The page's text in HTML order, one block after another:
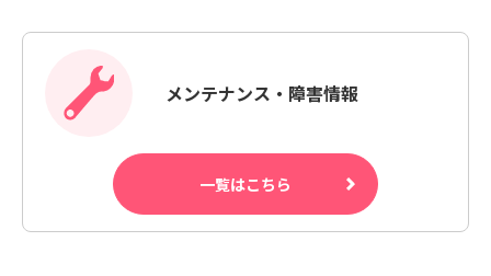
メンテナンス・障害情報
一覧はこちら